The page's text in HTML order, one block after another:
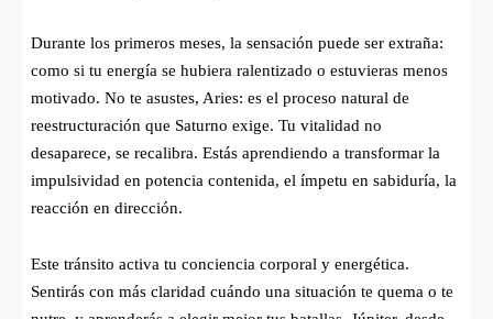
Durante los primeros meses, la sensación puede ser extraña:
como si tu energía se hubiera ralentizado o estuvieras menos
motivado. No te asustes, Aries: es el proceso natural de
reestructuración que Saturno exige. Tu vitalidad no
desaparece, se recalibra. Estás aprendiendo a transformar la
impulsividad en potencia contenida, el ímpetu en sabiduría, la
reacción en dirección.
Este tránsito activa tu conciencia corporal y energética.
Sentirás con más claridad cuándo una situación te quema o te